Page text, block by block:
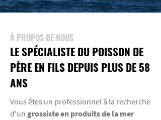
À PROPOS DE NOUS
LE SPÉCIALISTE DU POISSON DE
PÈRE EN FILS DEPUIS PLUS DE 58
ANS
Vous êtes un professionnel à la recherche
d'un grossiste en produits de la mer